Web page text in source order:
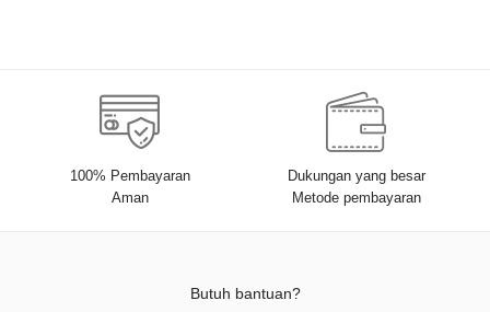
100% Pembayaran
Aman
Dukungan yang besar
Metode pembayaran
Butuh bantuan?